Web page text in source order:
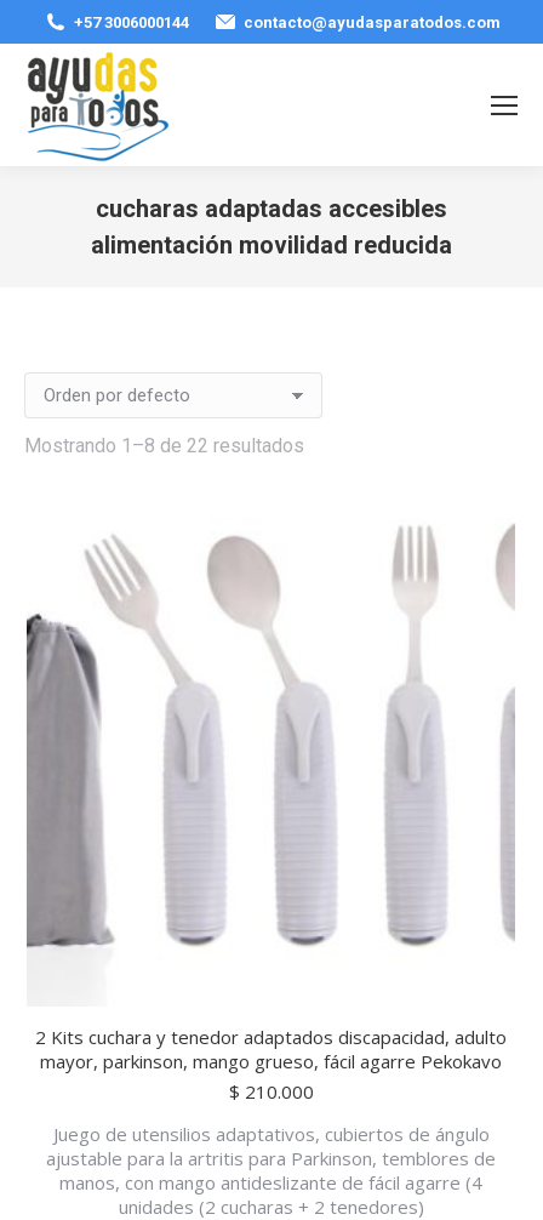
+57 3006000144 contacto@ayudasparatodos.com
cucharas adaptadas accesibles
alimentación movilidad reducida
Mostrando 1–8 de 22 resultados
2 Kits cuchara y tenedor adaptados discapacidad, adulto
mayor, parkinson, mango grueso, fácil agarre Pekokavo
$ 210.000
Juego de utensilios adaptativos, cubiertos de ángulo
ajustable para la artritis para Parkinson, temblores de
manos, con mango antideslizante de fácil agarre (4
unidades (2 cucharas + 2 tenedores)